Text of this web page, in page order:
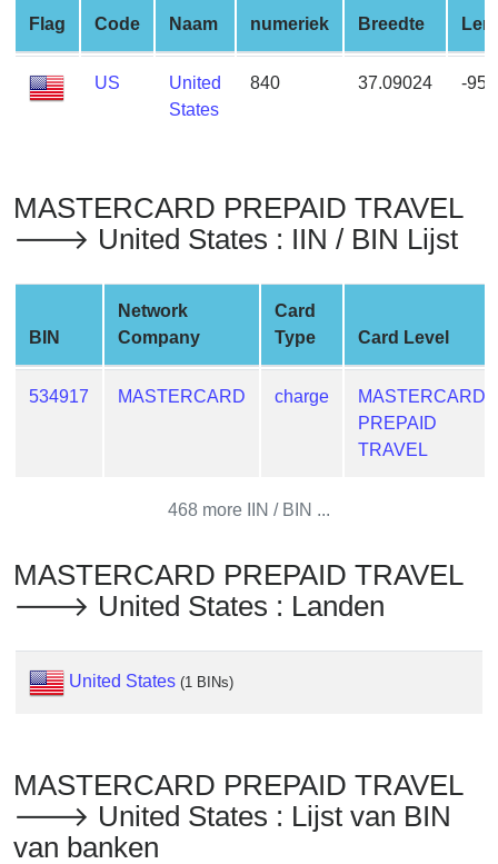
Generate
Credit
Card
from
Card
Checker
Service
is
My
IP
BIN
Checker
Validator
Flag Code Naam numeriek Breedte
US
United
States
840 37.09024 -
MASTERCARD PREPAID TRAVEL
🡒 United States : IIN / BIN Lijst
BIN
Network
Company
Card
Type
Card Level
534917 MASTERCARD charge
MASTERCARD
PREPAID
TRAVEL
468 more IIN / BIN ...
MASTERCARD PREPAID TRAVEL
🡒 United States : Landen
United States (1 BINs)
MASTERCARD PREPAID TRAVEL
🡒 United States : Lijst van BIN
van banken